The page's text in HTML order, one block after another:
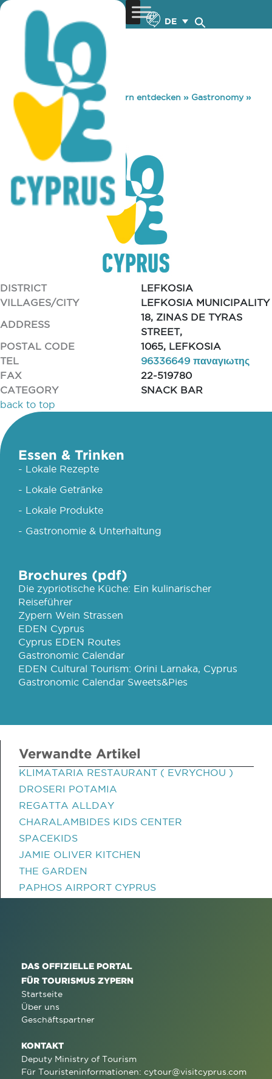
DE
You are here: Home »Zypern entdecken » Gastronomy»
THEORY BAR
THEORY BAR
DISTRICT
LEFKOSIA
VILLAGES/CITY
LEFKOSIA MUNICIPALITY
ADDRESS
18, ZINAS DE TYRAS
STREET,
POSTAL CODE
1065, LEFKOSIA
TEL
96336649 παναγιωτης
FAX
22-519780
CATEGORY
SNACK BAR
back to top
Essen & Trinken
- Lokale Rezepte
- Lokale Getränke
- Lokale Produkte
- Gastronomie & Unterhaltung
Brochures (pdf)
Die zypriotische Küche: Ein kulinarischer
Reiseführer
Zypern Wein Strassen
EDEN Cyprus
Cyprus EDEN Routes
Gastronomic Calendar
EDEN Cultural Tourism: Orini Larnaka, Cyprus
Gastronomic Calendar Sweets&Pies
Verwandte Artikel
KLIMATARIA RESTAURANT ( EVRYCHOU )
DROSERI POTAMIA
REGATTA ALLDAY
CHARALAMBIDES KIDS CENTER
SPACEKIDS
JAMIE OLIVER KITCHEN
THE GARDEN
PAPHOS AIRPORT CYPRUS
DAS OFFIZIELLE PORTAL
FÜR TOURISMUS ZYPERN
Startseite
Über uns
Geschäftspartner
KONTAKT
Deputy Ministry of Tourism
Für Touristeninformationen: cytour@visitcyprus.com